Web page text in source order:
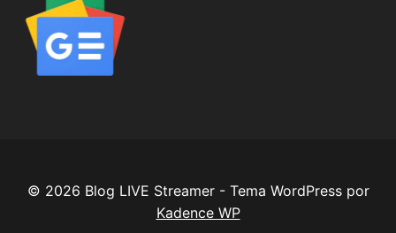
© 2026 Blog LIVE Streamer - Tema WordPress por
Kadence WP